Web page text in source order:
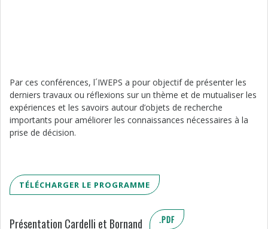
Par ces conférences, l´IWEPS a pour objectif de présenter les
derniers travaux ou réflexions sur un thème et de mutualiser les
expériences et les savoirs autour d’objets de recherche
importants pour améliorer les connaissances nécessaires à la
prise de décision.
TÉLÉCHARGER LE PROGRAMME
Présentation Cardelli et Bornand .PDF